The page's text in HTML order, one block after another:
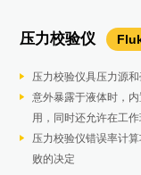
压力校验仪
压力校验仪具压力源
意外暴露于液体时，
用，同时还允许在工
压力校验仪错误率计
败的决定
八位半台式数字
电压测试提供八位半
容量测试自带时间戳
提供趋势分析功能
可接镜头、多点及激
异常点，及时排除温
声学成像仪
配备了一系列麦克风
空气、气体和真空泄
7英寸LCD触摸屏上，
泄漏位置。
简单直观的界面使技
测振仪 Fluke
除风力发电机之外旋
对常见机械故障（轴
维护工作专注于故障根
通过总体振动等级，
激光轴对中仪
单一激光测量技术：
性
直观的引导式用户界面
罗盘测量模式：使用
手持式示波表
无需繁琐设置，自动
IP51防护等级，兼具
多达4路，高达1000V
自动压力校验仪
自动生成和控制高达
HART 通信能够实现
送器进行压力零点修正
快速更换锂电池。
压力模块 Fluke
提供4-20毫安，0-10V
技术参数
在线式声学成像仪
高灵敏度使泄漏无处遁
开放式API易于与现有
7x24连续监测避免人
多功能多产品校
高性价比的电学仪器
等，应用于光伏和风电
高精度多路测温仪
配合福禄克标准温度
分布测试，应用于光
压力校验器
提供4-20毫安，0-10V
准。
测量电压、电流 (mA)
送器和其他仪器。
输出/模拟电压、电流
蓄电池内阻分析仪
主要测量值 – 电池内
频率和温度。
序列测量模式 – 电池
值时按下按钮。
全面记录 - 所有测量值
工业用手持式示
双输入数字示波表和
40 MHz 或 20 MHz 示
Connect-and-View™
绝缘电阻测试仪
测试电压高达10kV，
可测量高达 2TΩ 的电
CAT III 1000 V, CAT IV
接地电阻测试仪
三极和四极电位降（
四极土壤电阻率测试
选择性测试（使用地桩
无桩测试（仅使用 2
电能质量分析仪
内置报表功能，一键出
可远程通讯、操作，
±8kV；
带宽DC~30kHz超谐
全中文界面，自动试别
钳形电流表
使用钳口测量电压和电
测试更快、更安全，
只需更少的步骤即可完
智能数字压力校
压力测量范围 ± 10
四个绝压量程15PSIA
100PSIA（690kPa）
压力测量精度0.05%
IP 防护等级：IP54
毫安钳形表
无需“断开回路即可测
0.01 mA 分辨率和灵敏
测量 PLC 和控制系统
可显示 mA 测量值和
振动点检仪
创新性的传感器设计
无论频率高低，均可
用四级刻度表示通频振
空气尘埃粒子计
具备 6 个通道，粒径
认证的重要区域，也
3.5 QVGC 大型彩色显
进行查看
存储记录达 10000 条
功率分析仪
1～3 个功率模块，
谐波分析、FFT 分析
Fluke NormaView PC
轻便型红外热像仪
120 x 90 分辨率，辨
-20℃ - 400℃ 测温宽
IP65防尘防水，2m防
自带激光瞄准点，快
2小时快充，8小时续航
电机驱动分析仪
引导式测量利用图形
连接变得比以往更容易
预设的测量配置根据
内置报告编写功能可
告
电缆路径探测仪
多种探测模式，可用
道
简单直观的发射器可
自定义8 KHz或33
接收器配有高对比度
铜缆认证分析仪
支持最高Cat 8类网线
以图形方式显示故障源
支持所有标准
使用 LinkWare™ 管理
光纤检测视频探
自动通过/失败光纤连
认证流程中保存光纤
符合工业标准 - IEC
气压测试泵
手动气压泵，可提供
无需拆卸即可方便地
可将微调旋钮用作一个
可搭配 750系列压力
液压测试泵
手动液压泵，可提供
使用蒸馏水或基于矿
集成压力调节微调旋钮
可搭配 750系列压力